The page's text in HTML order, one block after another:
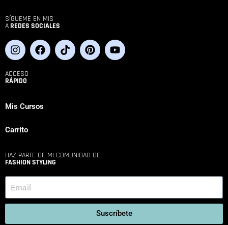
SÍGUEME EN MIS
AREDES SOCIALES
ACCESO
RÁPIDO
Mis Cursos
Carrito
HAZ PARTE DE MI COMUNIDAD DE
FASHION STYLING
Suscríbete